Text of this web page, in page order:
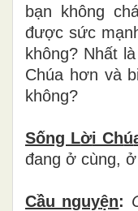
bạn không ch
được sức mạ
không? Nhất là
Chúa hơn và
không?
Sống Lời Chú
đang ở cùng, ở
Cầu nguyện: